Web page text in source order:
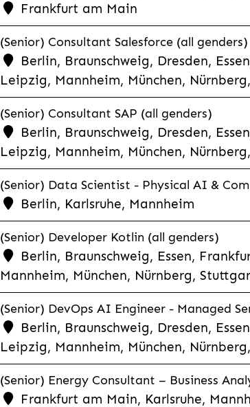
Frankfurt am Main
(Senior) Consultant Salesforce (all genders)
Berlin, Braunschweig, Dresden,
Leipzig, Mannheim, München,
(Senior) Consultant SAP (all genders)
Berlin, Braunschweig, Dresden,
Leipzig, Mannheim, München,
(Senior) Data Scientist - Physical AI &
Berlin, Karlsruhe, Mannheim
(Senior) Developer Kotlin (all genders)
Berlin, Braunschweig, Essen,
Mannheim, München, Nürnberg,
(Senior) DevOps AI Engineer - Managed
Berlin, Braunschweig, Dresden,
Leipzig, Mannheim, München,
(Senior) Energy Consultant – Business
Frankfurt am Main, Karlsruhe,